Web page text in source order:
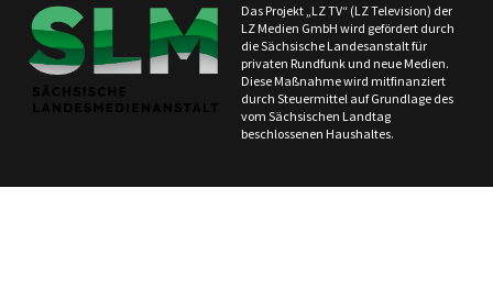
Das Projekt „LZ TV“ (LZ Television) der
LZ Medien GmbH wird gefördert durch
die Sächsische Landesanstalt für
privaten Rundfunk und neue Medien.
Diese Maßnahme wird mitfinanziert
durch Steuermittel auf Grundlage des
vom Sächsischen Landtag
beschlossenen Haushaltes.